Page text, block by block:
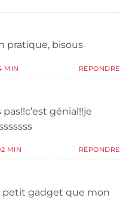
pratique, bisous
MIN RÉPONDRE
génial!!je
MIN RÉPONDRE
petit gadget que mon